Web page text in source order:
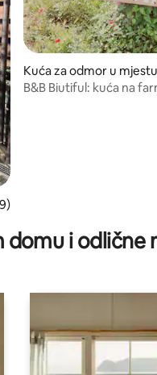
ocjena 4,73 od 5, recenzija:
Kuća za odmor u
ceto
B&B Biutiful: kuća na
i odlične